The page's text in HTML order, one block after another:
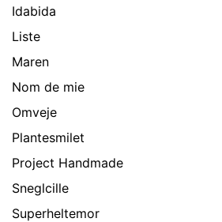
Idabida
Liste
Maren
Nom de mie
Omveje
Plantesmilet
Project Handmade
Sneglcille
Superheltemor